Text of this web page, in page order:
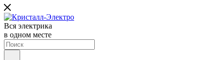
Вся электрика
в одном месте